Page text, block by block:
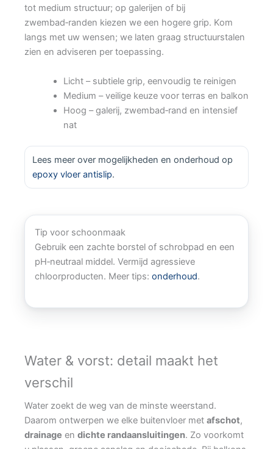
tot medium structuur; op galerijen of bij
zwembad‑randen kiezen we een hogere grip. Kom
langs met uw wensen; we laten graag structuurstalen
zien en adviseren per toepassing.
Licht – subtiele grip, eenvoudig te reinigen
Medium – veilige keuze voor terras en balkon
Hoog – galerij, zwembad‑rand en intensief
nat
Lees meer over mogelijkheden en onderhoud op
epoxy vloer antislip.
Tip voor schoonmaak
Gebruik een zachte borstel of schrobpad en een
pH‑neutraal middel. Vermijd agressieve
chloorproducten. Meer tips: onderhoud.
Water & vorst: detail maakt het
verschil
Water zoekt de weg van de minste weerstand.
Daarom ontwerpen we elke buitenvloer met afschot,
drainage en dichte randaansluitingen. Zo voorkomt